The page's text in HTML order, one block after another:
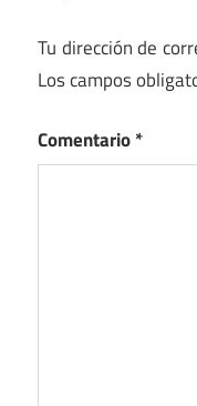
Tu dirección de
Los campos
Comentario*